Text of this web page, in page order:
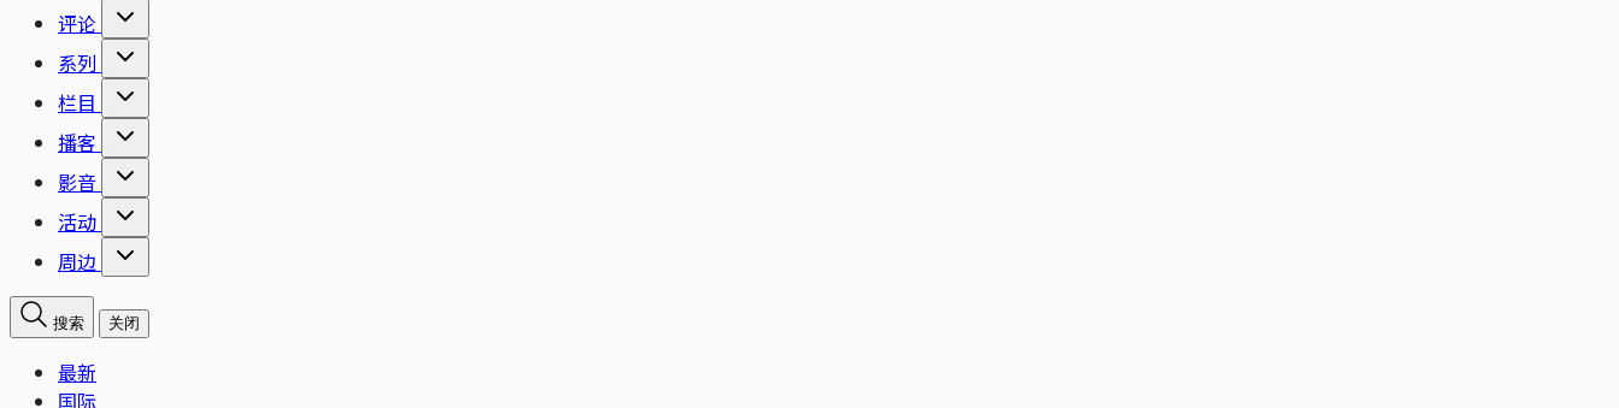
评论
系列
栏目
播客
影音
活动
周边
搜索 关闭
最新
国际